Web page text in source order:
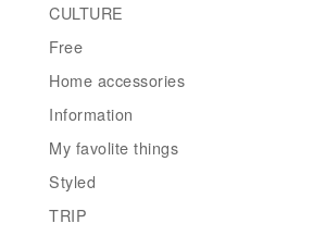
CULTURE
Free
Home accessories
Information
My favolite things
Styled
TRIP